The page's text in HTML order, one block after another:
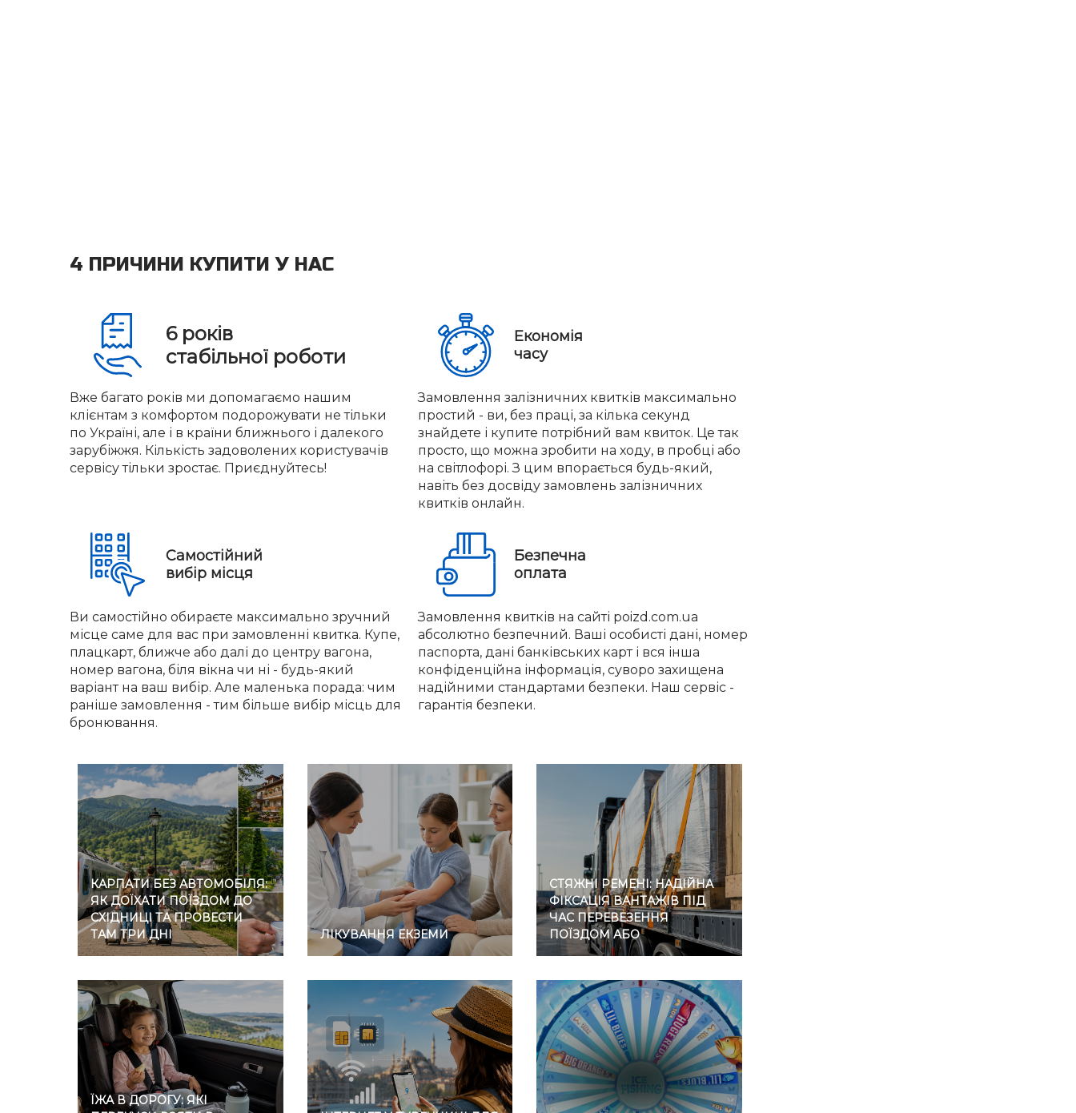
4 ПРИЧИНИ КУПИТИ У НАС
6 років
стабільної роботи
Вже багато років ми допомагаємо нашим
клієнтам з комфортом подорожувати не тільки
по Україні, але і в країни ближнього і далекого
зарубіжжя. Кількість задоволених користувачів
сервісу тільки зростає. Приєднуйтесь!
Економія
часу
Замовлення залізничних квитків максимально
простий - ви, без праці, за кілька секунд
знайдете і купите потрібний вам квиток. Це так
просто, що можна зробити на ходу, в пробці або
на світлофорі. З цим впорається будь-який,
навіть без досвіду замовлень залізничних
квитків онлайн.
Самостійний
вибір місця
Ви самостійно обираєте максимально зручний
місце саме для вас при замовленні квитка. Купе,
плацкарт, ближче або далі до центру вагона,
номер вагона, біля вікна чи ні - будь-який
варіант на ваш вибір. Але маленька порада: чим
раніше замовлення - тим більше вибір місць для
бронювання.
Безпечна
оплата
Замовлення квитків на сайті poizd.com.ua
абсолютно безпечний. Ваші особисті дані, номер
паспорта, дані банківських карт і вся інша
конфіденційна інформація, суворо захищена
надійними стандартами безпеки. Наш сервіс -
гарантія безпеки.
КАРПАТИ БЕЗ АВТОМОБІЛЯ:
ЯК ДОЇХАТИ ПОЇЗДОМ ДО
СХІДНИЦІ ТА ПРОВЕСТИ
ТАМ ТРИ ДНІ
ЛІКУВАННЯ ЕКЗЕМИ
СТЯЖНІ РЕМЕНІ: НАДІЙНА
ФІКСАЦІЯ ВАНТАЖІВ ПІД
ЧАС ПЕРЕВЕЗЕННЯ
ПОЇЗДОМ АБО
АВТОМОБІЛЕМ
ЇЖА В ДОРОГУ: ЯКІ